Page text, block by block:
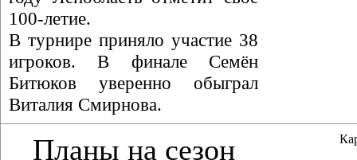
100-летие.
В турнире приняло участие 38
игроков. В финале Семён
Битюков уверенно обыграл
Виталия Смирнова.
Планы на сезон